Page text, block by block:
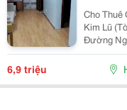
Cho Thuê
Kim Lũ
Đường Nguyễn Xiển. -
Vệ Sinh - Nội Thất: Có Giường Tủ, Bàn Ghế, Nóng Lạnh
6,9 triệu